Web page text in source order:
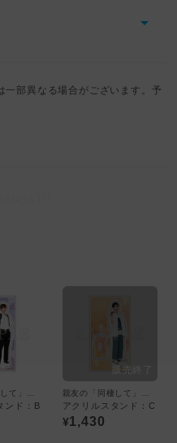
一部異なる場合がございます。予
ンド：B アクリルスタンド：C
¥1,430